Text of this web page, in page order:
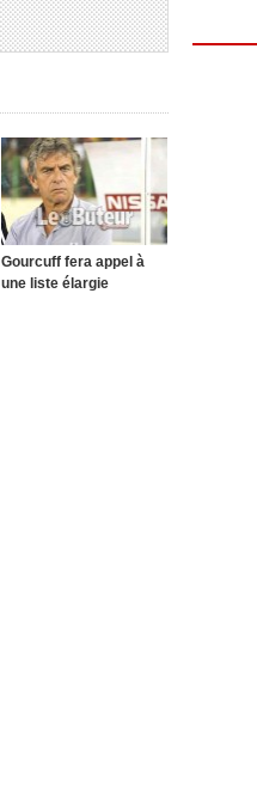
Gourcuff fera appel à
une liste élargie